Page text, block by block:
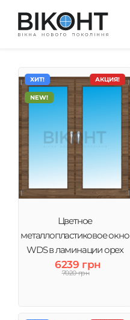
АКЦИЯ!
ХИТ!
NEW!
Цветное
металлопластиковое окно
WDS в ламинации орех
6239 грн
7020 грн